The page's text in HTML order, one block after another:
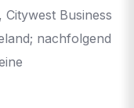
Business
nachfolgend